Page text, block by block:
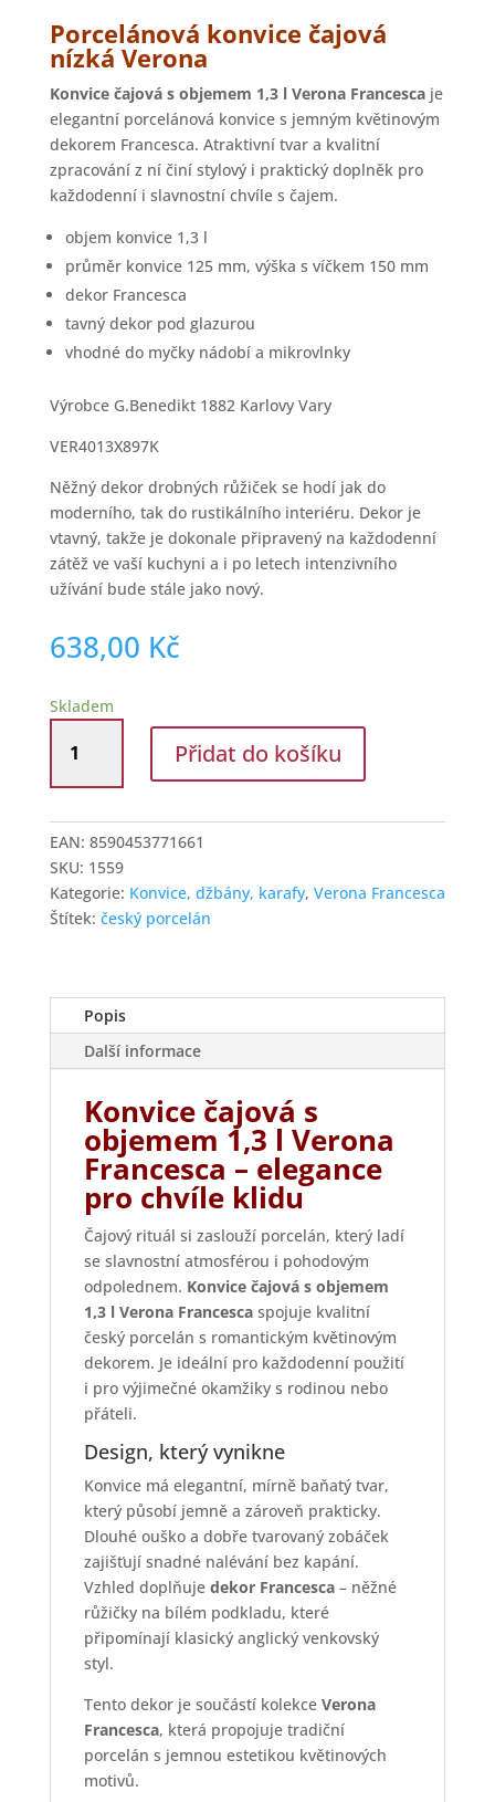
Porcelánová konvice čajová
nízká Verona
Konvice čajová s objemem 1,3 l Verona Francescaje
elegantní porcelánová konvice s jemným květinovým
dekorem Francesca. Atraktivní tvar a kvalitní
zpracování z ní činí stylový i praktický doplněk pro
každodenní i slavnostní chvíle s čajem.
objem konvice 1,3 l
průměr konvice 125 mm, výška s víčkem 150 mm
dekor Francesca
tavný dekor pod glazurou
vhodné do myčky nádobí a mikrovlnky
Výrobce G.Benedikt 1882 Karlovy Vary
VER4013X897K
Něžný dekor drobných růžiček se hodí jak do
moderního, tak do rustikálního interiéru. Dekor je
vtavný, takže je dokonale připravený na každodenní
zátěž ve vaší kuchyni a i po letech intenzivního
užívání bude stále jako nový.
638,00 Kč
Skladem
čajová
s
1,3
l
Francesca
množství
Přidat do košíku
EAN: 8590453771661
SKU: 1559
Kategorie: Konvice, džbány, karafy, Verona Francesca
Štítek: český porcelán
Popis
Další informace
Konvice čajová s
objemem 1,3 l Verona
Francesca – elegance
pro chvíle klidu
Čajový rituál si zaslouží porcelán, který ladí
se slavnostní atmosférou i pohodovým
odpolednem. Konvice čajová s objemem
1,3 l Verona Francescaspojuje kvalitní
český porcelán s romantickým květinovým
dekorem. Je ideální pro každodenní použití
i pro výjimečné okamžiky s rodinou nebo
přáteli.
Design, který vynikne
Konvice má elegantní, mírně baňatý tvar,
který působí jemně a zároveň prakticky.
Dlouhé ouško a dobře tvarovaný zobáček
zajišťují snadné nalévání bez kapání.
Vzhled doplňuje dekor Francesca– něžné
růžičky na bílém podkladu, které
připomínají klasický anglický venkovský
styl.
Tento dekor je součástí kolekce Verona
Francesca, která propojuje tradiční
porcelán s jemnou estetikou květinových
motivů.